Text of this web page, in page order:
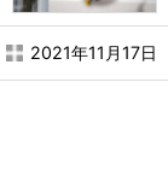
2021年11月17日